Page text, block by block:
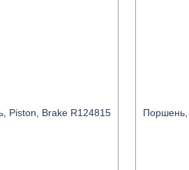
Piston, Brake R124815 Поршень,